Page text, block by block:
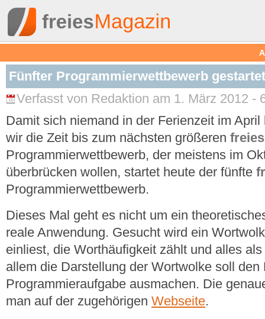
Fünfter Programmierwettbewerb gestartet
Verfasst von Redaktion am 1. März 2012 -
Damit sich niemand in der Ferienzeit im
wir die Zeit bis zum nächsten größeren freies
Programmierwettbewerb, der meistens im
überbrücken wollen, startet heute der fünfte
Programmierwettbewerb.
Dieses Mal geht es nicht um ein
reale Anwendung. Gesucht wird ein
einliest, die Worthäufigkeit zählt und alles
allem die Darstellung der Wortwolke soll den
Programmieraufgabe ausmachen. Die
man auf der zugehörigen Webseite.